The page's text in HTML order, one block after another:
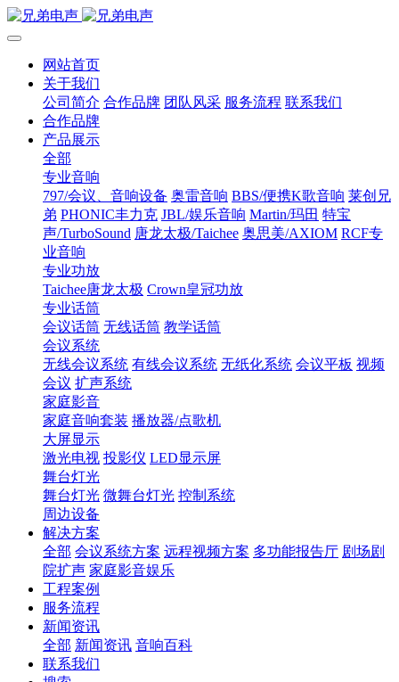
网站首页
关于我们
公司简介 合作品牌 团队风采 服务流程 联系我们
合作品牌
产品展示
全部
专业音响
797/会议、音响设备 奥雷音响 BBS/便携K歌音响 莱创兄
弟 PHONIC丰力克 JBL/娱乐音响 Martin/玛田 特宝
声/TurboSound 唐龙太极/Taichee 奥思美/AXIOM RCF专
业音响
专业功放
Taichee唐龙太极 Crown皇冠功放
专业话筒
会议话筒 无线话筒 教学话筒
会议系统
无线会议系统 有线会议系统 无纸化系统 会议平板 视频
会议 扩声系统
家庭影音
家庭音响套装 播放器/点歌机
大屏显示
激光电视 投影仪 LED显示屏
舞台灯光
舞台灯光 微舞台灯光 控制系统
周边设备
解决方案
全部 会议系统方案 远程视频方案 多功能报告厅 剧场剧
院扩声 家庭影音娱乐
工程案例
服务流程
新闻资讯
全部 新闻资讯 音响百科
联系我们